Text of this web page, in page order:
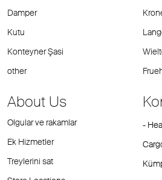
Damper
Kutu
Konteyner Şasi
other
About Us
Olgular ve rakamlar
Ek Hizmetler
Treylerini sat
-